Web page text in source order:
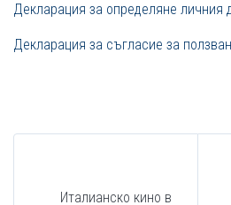
Декларация за определяне личния
Декларация за съгласие за
Италианско кино в